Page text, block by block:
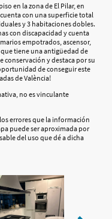
en la zona de El Pilar, en
con una superficie total
y 3 habitaciones dobles.
con discapacidad y cuenta
empotrados, ascensor,
tiene una antigüedad de
conservación y destaca por su
de conseguir este
de València!
no es vinculante
errores que la información
puede ser aproximada por
del uso que dé a dicha